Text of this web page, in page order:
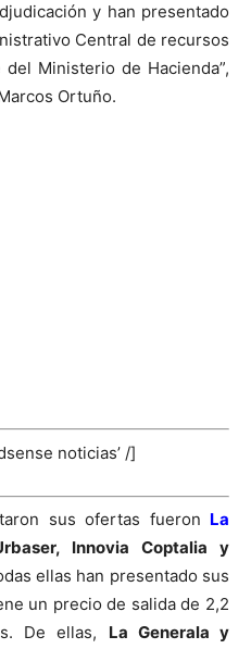
y han presentado
Central de recursos
Ministerio de Hacienda”,
Ortuño.
noticias’ /]
sus ofertas fueron La
Innovia Coptalia y
ellas han presentado sus
un precio de salida de 2,2
De ellas, La Generala y